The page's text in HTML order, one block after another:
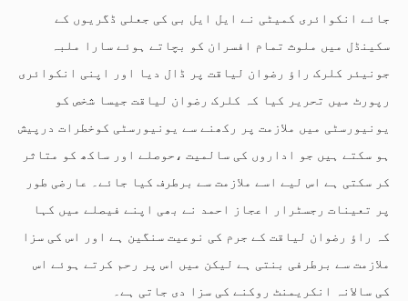
جائے انکوائری کمیٹی نے ایل ایل بی کی جعلی ڈگریوں کے
سکینڈل میں ملوث تمام افسران کو بچاتے ہوئے سارا ملبہ
جونیئر کلرک راؤ رضوان لیاقت پر ڈال دیا اور اپنی انکوائری
رپورٹ میں تحریر کیا کہ کلرک رضوان لیاقت جیسا شخص کو
یونیورسٹی میں ملازمت پر رکھنے سے یونیورسٹی کوخطرات درپیش
ہو سکتے ہیں جو اداروں کی سالمیت ،حوصلے اور ساکھ کو متاثر
کر سکتی ہے اس لیے اسے ملازمت سے برطرف کیا جائے۔ عارضی طور
پر تعینات رجسٹرار اعجاز احمد نے بھی اپنے فیصلے میں کہا
کہ راؤ رضوان لیاقت کے جرم کی نوعیت سنگین ہے اور اس کی سزا
ملازمت سے برطرفی بنتی ہے لیکن میں اس پر رحم کرتے ہوئے اس
کی سالانہ انکریمنٹ روکنے کی سزا دی جاتی ہے۔